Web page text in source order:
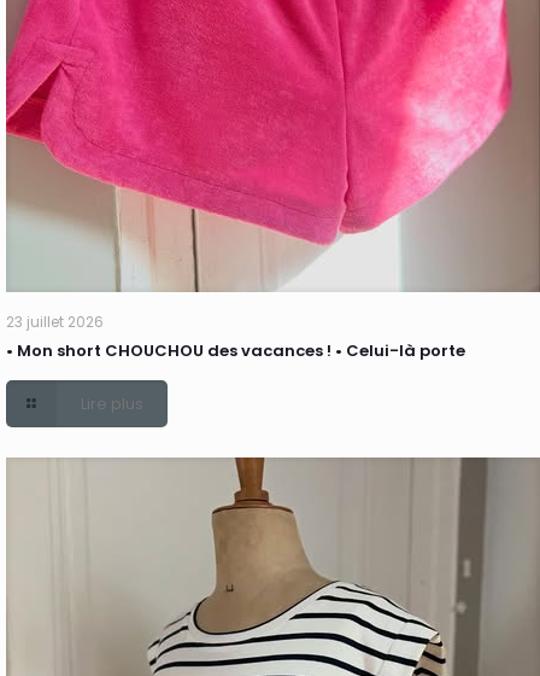
23 juillet 2026
• Mon short CHOUCHOU des vacances ! • Celui-là porte
Lire plus